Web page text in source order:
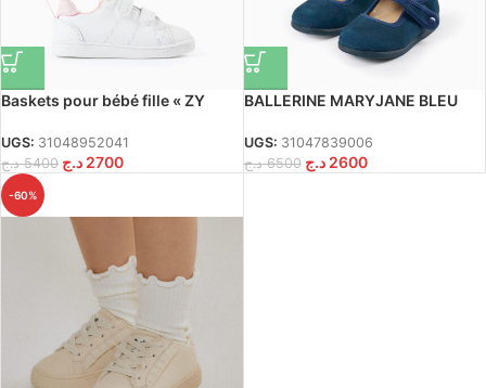
Baskets pour bébé fille « ZY
UGS: 31048952041
5400 د.ج 2700 د.ج
BALLERINE MARYJANE BLEU
UGS: 31047839006
6500 د.ج 2600 د.ج
-60%